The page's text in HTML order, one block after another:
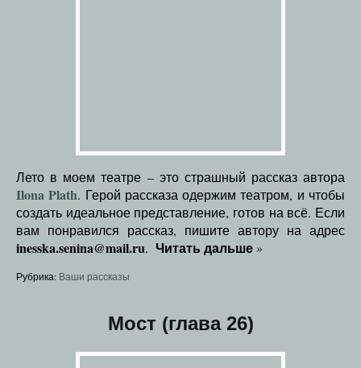
Лето в моем театре – это страшный рассказ автора
Ilona Plath. Герой рассказа одержим театром, и чтобы
создать идеальное представление, готов на всё. Если
вам понравился рассказ, пишите автору на адрес
inesska.senina@mail.ru. Читать дальше »
Рубрика: Ваши рассказы
Мост (глава 26)